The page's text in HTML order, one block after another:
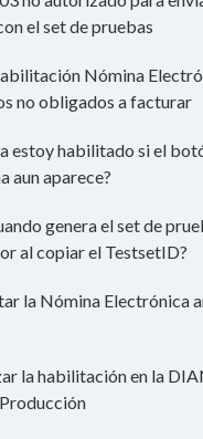
el set de pruebas
Nómina
no obligados a facturar
estoy habilitado si el
aun aparece?
genera el set de
al copiar el TestsetID?
la Nómina Electrónica
la habilitación en la